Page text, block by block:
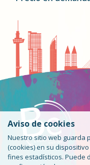
Aviso de cookies
Nuestro sitio web guarda
(cookies) en su
fines estadísticos. Puede